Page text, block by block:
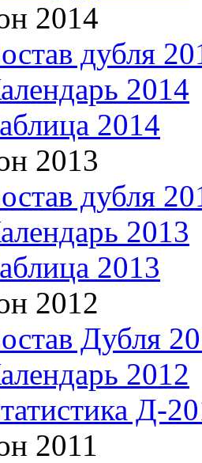
2014
дубля
2014
2014
2013
дубля
2013
2013
2012
Дубля
2012
Д-
2011